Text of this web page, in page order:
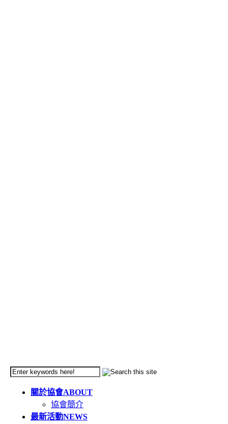
關於協會ABOUT
協會簡介
最新活動NEWS